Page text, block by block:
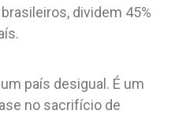
dividem 45%
país desigual. É um
no sacrifício de